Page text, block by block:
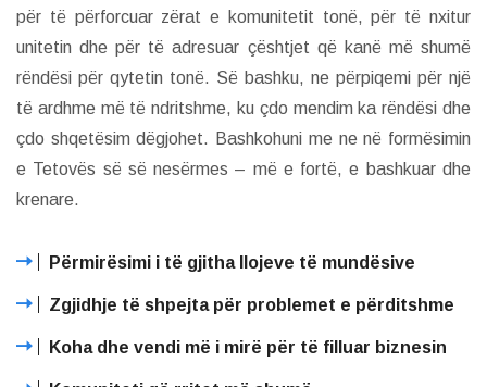
për të përforcuar zërat e komunitetit tonë, për të nxitur
unitetin dhe për të adresuar çështjet që kanë më shumë
rëndësi për qytetin tonë. Së bashku, ne përpiqemi për një
të ardhme më të ndritshme, ku çdo mendim ka rëndësi dhe
çdo shqetësim dëgjohet. Bashkohuni me ne në formësimin
e Tetovës së së nesërmes – më e fortë, e bashkuar dhe
krenare.
Përmirësimi i të gjitha llojeve të mundësive
Zgjidhje të shpejta për problemet e përditshme
Koha dhe vendi më i mirë për të filluar biznesin